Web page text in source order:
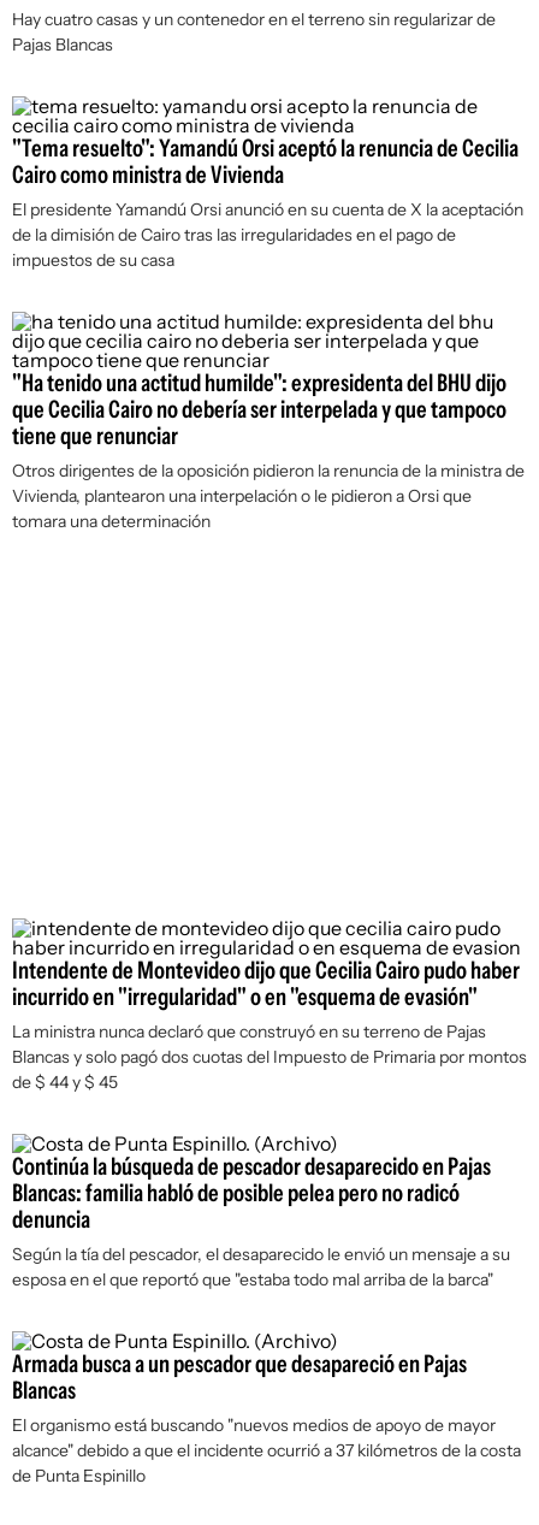
Hay cuatro casas y un contenedor en el terreno sin regularizar de
Pajas Blancas
"Tema resuelto": Yamandú Orsi aceptó la renuncia de Cecilia
Cairo como ministra de Vivienda
El presidente Yamandú Orsi anunció en su cuenta de X la aceptación
de la dimisión de Cairo tras las irregularidades en el pago de
impuestos de su casa
"Ha tenido una actitud humilde": expresidenta del BHU dijo
que Cecilia Cairo no debería ser interpelada y que tampoco
tiene que renunciar
Otros dirigentes de la oposición pidieron la renuncia de la ministra de
Vivienda, plantearon una interpelación o le pidieron a Orsi que
tomara una determinación
Intendente de Montevideo dijo que Cecilia Cairo pudo haber
incurrido en "irregularidad" o en "esquema de evasión"
La ministra nunca declaró que construyó en su terreno de Pajas
Blancas y solo pagó dos cuotas del Impuesto de Primaria por montos
de $ 44 y $ 45
Continúa la búsqueda de pescador desaparecido en Pajas
Blancas: familia habló de posible pelea pero no radicó
denuncia
Según la tía del pescador, el desaparecido le envió un mensaje a su
esposa en el que reportó que "estaba todo mal arriba de la barca"
Armada busca a un pescador que desapareció en Pajas
Blancas
El organismo está buscando "nuevos medios de apoyo de mayor
alcance" debido a que el incidente ocurrió a 37 kilómetros de la costa
de Punta Espinillo